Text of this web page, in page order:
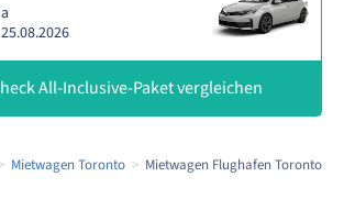
All-Inclusive-Paket vergleichen
Mietwagen Toronto Mietwagen Flughafen Toronto